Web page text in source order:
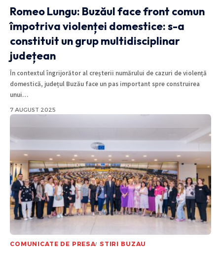
Romeo Lungu: Buzăul face front comun
împotriva violenței domestice: s-a
constituit un grup multidisciplinar
județean
În contextul îngrijorător al creșterii numărului de cazuri de violență
domestică, județul Buzău face un pas important spre construirea
unui…
7 AUGUST 2025
COMUNICATE DE PRESA STIRI BUZAU